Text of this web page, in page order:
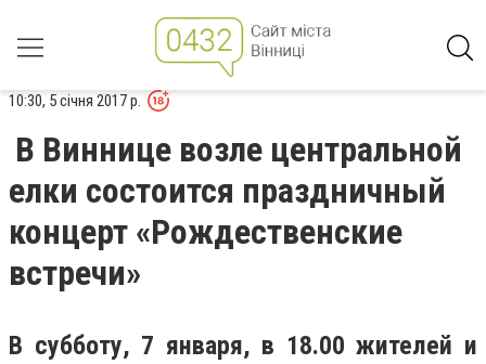
10:30, 5 січня 2017 р.
В Виннице возле центральной
елки состоится праздничный
концерт «Рождественские
встречи»
В субботу, 7 января, в 18.00 жителей и